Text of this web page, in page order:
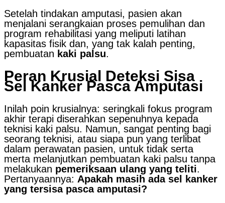
Setelah tindakan amputasi, pasien akan
menjalani serangkaian proses pemulihan dan
program rehabilitasi yang meliputi latihan
kapasitas fisik dan, yang tak kalah penting,
pembuatan kaki palsu.
Peran Krusial Deteksi Sisa
Sel Kanker Pasca Amputasi
Inilah poin krusialnya: seringkali fokus program
akhir terapi diserahkan sepenuhnya kepada
teknisi kaki palsu. Namun, sangat penting bagi
seorang teknisi, atau siapa pun yang terlibat
dalam perawatan pasien, untuk tidak serta
merta melanjutkan pembuatan kaki palsu tanpa
melakukan pemeriksaan ulang yang teliti.
Pertanyaannya: Apakah masih ada sel kanker
yang tersisa pasca amputasi?